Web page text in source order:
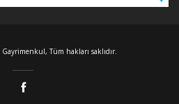
Tüm hakları saklıdır.